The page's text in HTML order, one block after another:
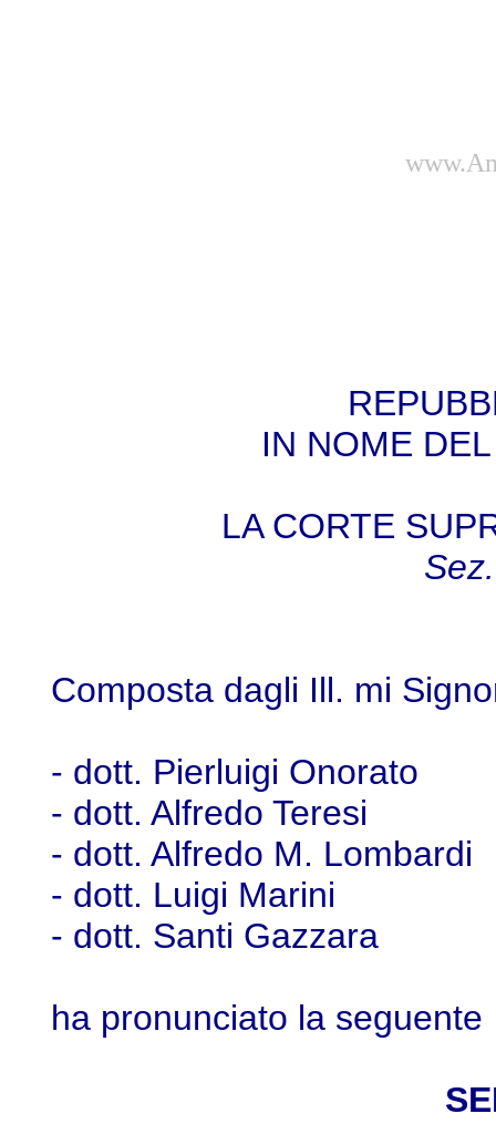
IN NOME
LA CORTE
Composta dagli Ill. mi
- dott. Pierluigi
- dott. Alfredo
- dott. Alfredo M.
- dott. Luigi
- dott. Santi
ha pronunciato la seguente